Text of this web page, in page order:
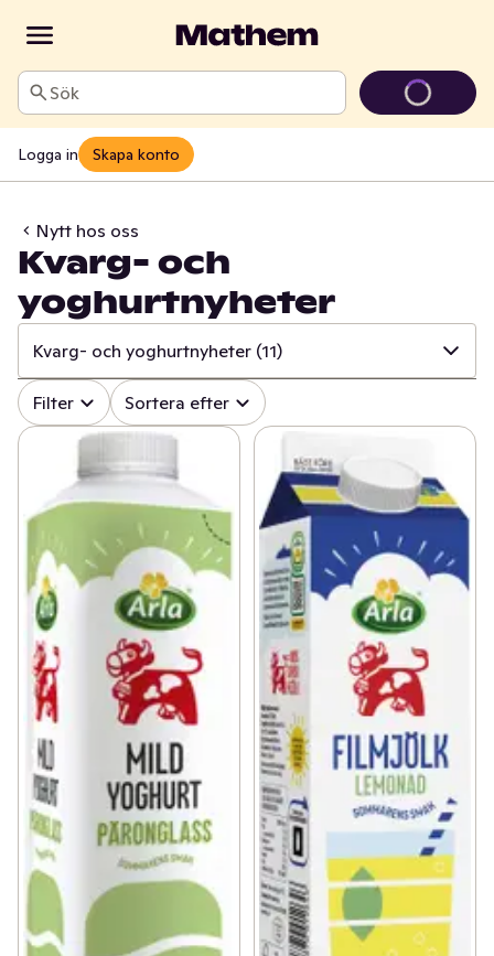
Sök
Logga in Skapa konto
Nytt hos oss
Kvarg- och
yoghurtnyheter
Kvarg- och yoghurtnyheter (11)
✓ Alla (520)
Grillnyheter
✓ Nyheter inom godis (24)
✓ Nyheter från Dole (7)
✓ Kvarg- och yoghurtnyheter (11)
✓ Nytt från bageriet (8)
✓ Nyheter inom sås och röror (22)
✓ Indiska nyheter i hyllan
✓ Gröna nyheter (30)
Dryckesnyheter (28)
✓ Ostnyheter (6)
Filter Sortera efter